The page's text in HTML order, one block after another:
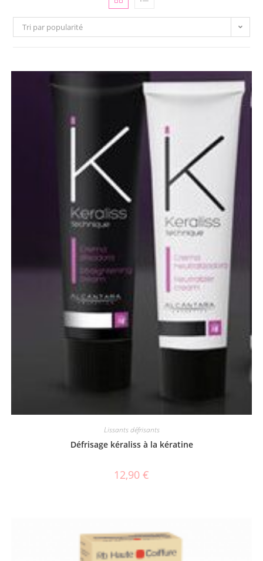
Tri par popularité
Lissants défrisants
Défrisage kéraliss à la kératine
12,90 €